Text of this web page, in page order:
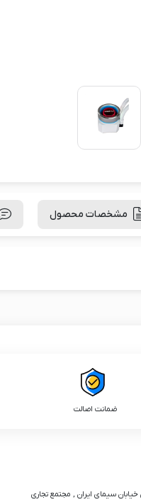
مشخصات محصول
ضمانت اصالت
سیمای ایران , مجتمع تجاری